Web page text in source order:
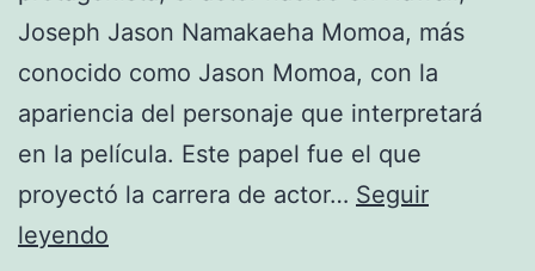
Joseph Jason Namakaeha Momoa, más
conocido como Jason Momoa, con la
apariencia del personaje que interpretará
en la película. Este papel fue el que
proyectó la carrera de actor… Seguir
leyendo